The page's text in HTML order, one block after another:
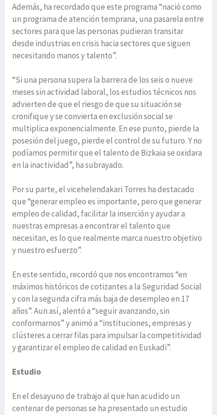
Además, ha recordado que este programa “nació como
un programa de atención temprana, una pasarela entre
sectores para que las personas pudieran transitar
desde industrias en crisis hacia sectores que siguen
necesitando manos y talento”.
“Si una persona supera la barrera de los seis o nueve
meses sin actividad laboral, los estudios técnicos nos
advierten de que el riesgo de que su situación se
cronifique y se convierta en exclusión social se
multiplica exponencialmente. En ese punto, pierde la
posesión del juego, pierde el control de su futuro. Y no
podíamos permitir que el talento de Bizkaia se oxidara
en la inactividad”, ha subrayado.
Por su parte, el vicehelendakari Torres ha destacado
que “generar empleo es importante, pero que generar
empleo de calidad, facilitar la inserción y ayudar a
nuestras empresas a encontrar el talento que
necesitan, es lo que realmente marca nuestro objetivo
y nuestro esfuerzo”.
En este sentido, recordó que nos encontramos “en
máximos históricos de cotizantes a la Seguridad Social
y con la segunda cifra más baja de desempleo en 17
años”. Aun así, alentó a “seguir avanzando, sin
conformarnos” y animó a “instituciones, empresas y
clústeres a cerrar filas para impulsar la competitividad
y garantizar el empleo de calidad en Euskadi”.
Estudio
En el desayuno de trabajo al que han acudido un
centenar de personas se ha presentado un estudio